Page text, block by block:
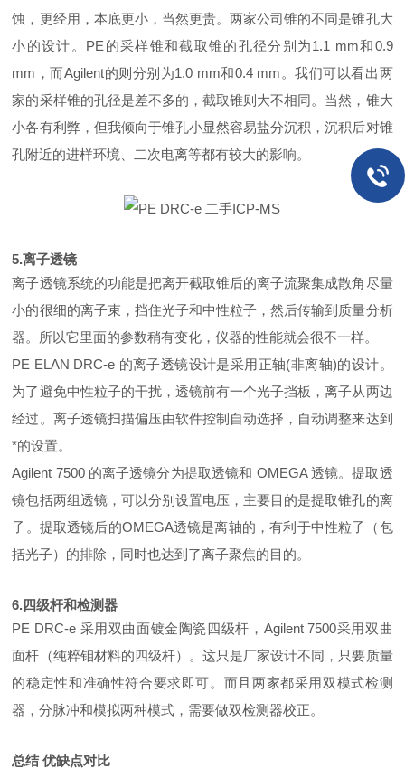
蚀，更经用，本底更小，当然更贵。两家公司锥的不同是锥孔大
小的设计。PE的采样锥和截取锥的孔径分别为1.1 mm和0.9
mm，而Agilent的则分别为1.0 mm和0.4 mm。我们可以看出两
家的采样锥的孔径是差不多的，截取锥则大不相同。当然，锥大
小各有利弊，但我倾向于锥孔小显然容易盐分沉积，沉积后对锥
孔附近的进样环境、二次电离等都有较大的影响。
5.离子透镜
离子透镜系统的功能是把离开截取锥后的离子流聚集成散角尽量
小的很细的离子束，挡住光子和中性粒子，然后传输到质量分析
器。所以它里面的参数稍有变化，仪器的性能就会很不一样。
PE ELAN DRC-e 的离子透镜设计是采用正轴(非离轴)的设计。
为了避免中性粒子的干扰，透镜前有一个光子挡板，离子从两边
经过。离子透镜扫描偏压由软件控制自动选择，自动调整来达到
*的设置。
Agilent 7500 的离子透镜分为提取透镜和 OMEGA 透镜。提取透
镜包括两组透镜，可以分别设置电压，主要目的是提取锥孔的离
子。提取透镜后的OMEGA透镜是离轴的，有利于中性粒子（包
括光子）的排除，同时也达到了离子聚焦的目的。
6.四级杆和检测器
PE DRC-e 采用双曲面镀金陶瓷四级杆，Agilent 7500采用双曲
面杆（纯粹钼材料的四级杆）。这只是厂家设计不同，只要质量
的稳定性和准确性符合要求即可。而且两家都采用双模式检测
器，分脉冲和模拟两种模式，需要做双检测器校正。
总结 优缺点对比